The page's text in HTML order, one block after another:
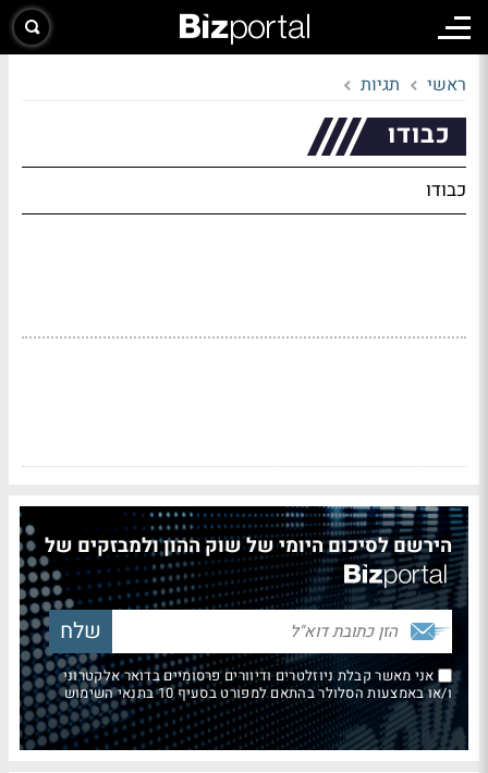
ראשי תגיות
כבודו
כבודו
הירשם לסיכום היומי של שוק ההון ולמבזקים של
אני מאשר קבלת ניוזלטרים ודיוורים פרסומיים בדואר אלקטרוני
ו/או באמצעות הסלולר בהתאם למפורט בסעיף 10 בתנאי השימוש